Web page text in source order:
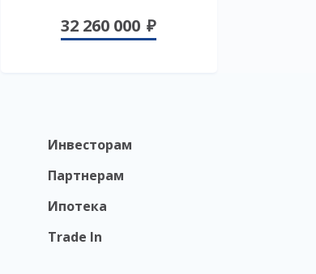
32 260 000
Инвесторам
Партнерам
Ипотека
Trade In